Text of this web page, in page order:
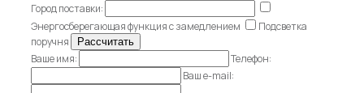
Город поставки:
Энергосберегающая функция с замедлением
Подсветка
поручня
Ваше имя:
Телефон:
Ваш e-mail: